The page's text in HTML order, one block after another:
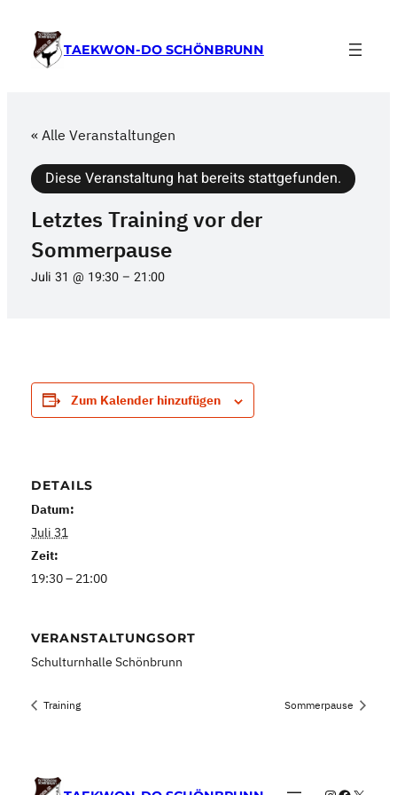
TAEKWON-DO SCHÖNBRUNN
« Alle Veranstaltungen
Diese Veranstaltung hat bereits stattgefunden.
Letztes Training vor der
Sommerpause
Juli 31 @ 19:30– 21:00
Zum Kalender hinzufügen
DETAILS
Datum:
Juli 31
Zeit:
19:30 – 21:00
VERANSTALTUNGSORT
Schulturnhalle Schönbrunn
Training Sommerpause